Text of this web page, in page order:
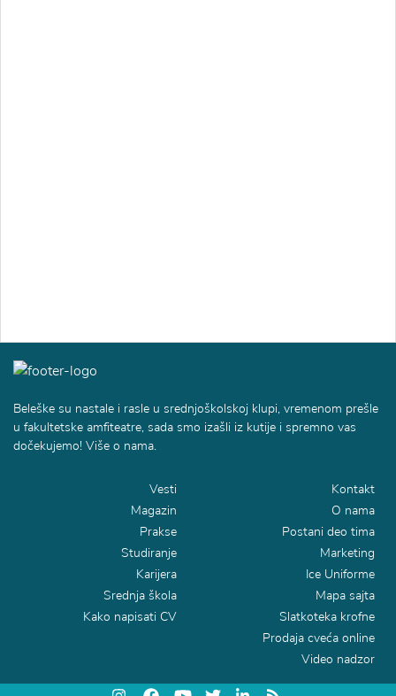
Beleške su nastale i rasle u srednjoškolskoj klupi, vremenom prešle
u fakultetske amfiteatre, sada smo izašli iz kutije i spremno vas
dočekujemo! Više o nama.
Vesti
Magazin
Prakse
Studiranje
Karijera
Srednja škola
Kako napisati CV
Kontakt
O nama
Postani deo tima
Marketing
Ice Uniforme
Mapa sajta
Slatkoteka krofne
Prodaja cveća online
Video nadzor